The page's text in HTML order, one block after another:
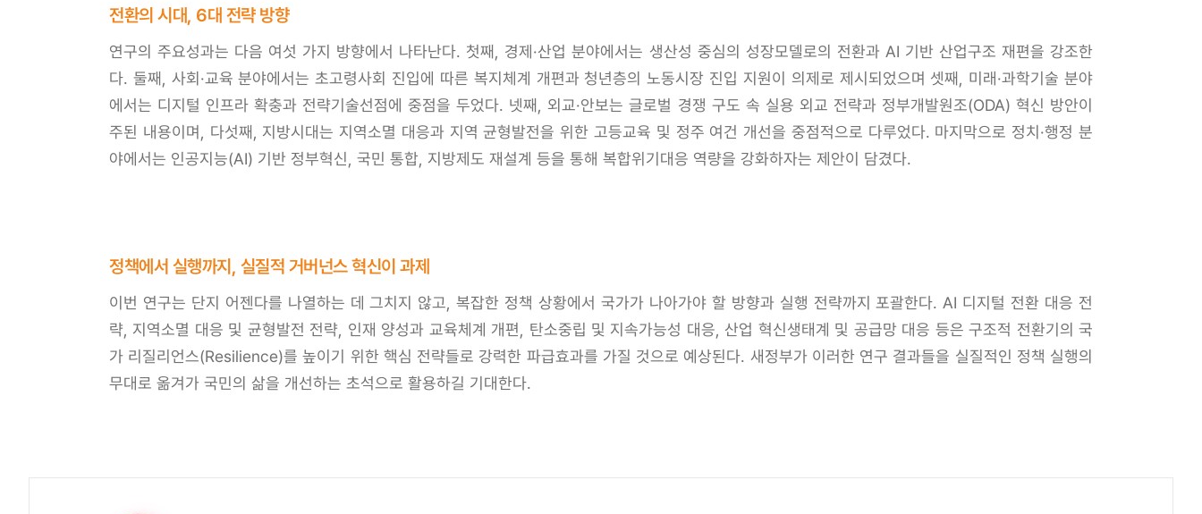
전환의 시대, 6대 전략 방향
연구의 주요성과는 다음 여섯 가지 방향에서 나타난다. 첫째, 경제·산업 분야에서는 생산성 중심의 성장모델로의 전환과 AI 기반 산업구조 재편을 강조한
다. 둘째, 사회·교육 분야에서는 초고령사회 진입에 따른 복지체계 개편과 청년층의 노동시장 진입 지원이 의제로 제시되었으며 셋째, 미래·과학기술 분야
에서는 디지털 인프라 확충과 전략기술선점에 중점을 두었다. 넷째, 외교·안보는 글로벌 경쟁 구도 속 실용 외교 전략과 정부개발원조(ODA) 혁신 방안이
주된 내용이며, 다섯째, 지방시대는 지역소멸 대응과 지역 균형발전을 위한 고등교육 및 정주 여건 개선을 중점적으로 다루었다. 마지막으로 정치·행정 분
야에서는 인공지능(AI) 기반 정부혁신, 국민 통합, 지방제도 재설계 등을 통해 복합위기대응 역량을 강화하자는 제안이 담겼다.
정책에서 실행까지, 실질적 거버넌스 혁신이 과제
이번 연구는 단지 어젠다를 나열하는 데 그치지 않고, 복잡한 정책 상황에서 국가가 나아가야 할 방향과 실행 전략까지 포괄한다. AI 디지털 전환 대응 전
략, 지역소멸 대응 및 균형발전 전략, 인재 양성과 교육체계 개편, 탄소중립 및 지속가능성 대응, 산업 혁신생태계 및 공급망 대응 등은 구조적 전환기의 국
가 리질리언스(Resilience)를 높이기 위한 핵심 전략들로 강력한 파급효과를 가질 것으로 예상된다. 새정부가 이러한 연구 결과들을 실질적인 정책 실행의
무대로 옮겨가 국민의 삶을 개선하는 초석으로 활용하길 기대한다.